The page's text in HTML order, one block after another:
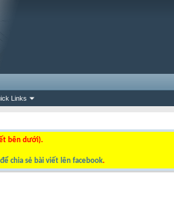
Links
bên dưới).
để chia sẻ bài viết lên facebook.